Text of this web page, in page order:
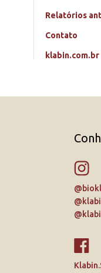
Relatórios
Contato
klabin.com.br